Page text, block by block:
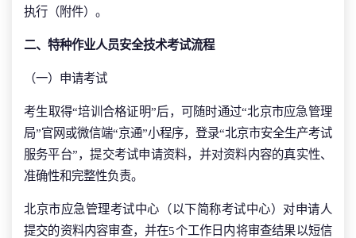
执行（附件）。
二、特种作业人员安全技术考试流程
（一）申请考试
考生取得“培训合格证明”后，可随时通过“北京市应急管理
局”官网或微信端“京通”小程序，登录“北京市安全生产考试
服务平台”，提交考试申请资料，并对资料内容的真实性、
准确性和完整性负责。
北京市应急管理考试中心（以下简称考试中心）对申请人
提交的资料内容审查，并在5个工作日内将审查结果以短信